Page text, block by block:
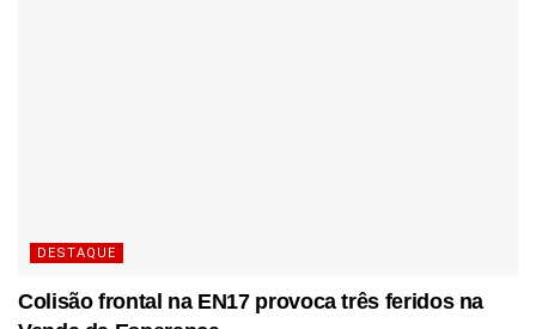
DESTAQUE
Colisão frontal na EN17 provoca três feridos na